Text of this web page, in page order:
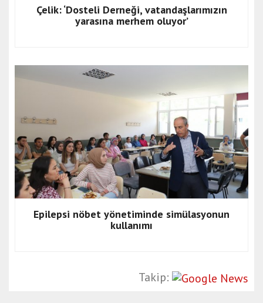
Çelik: ‘Dosteli Derneği, vatandaşlarımızın
yarasına merhem oluyor’
Epilepsi nöbet yönetiminde simülasyonun
kullanımı
Takip: